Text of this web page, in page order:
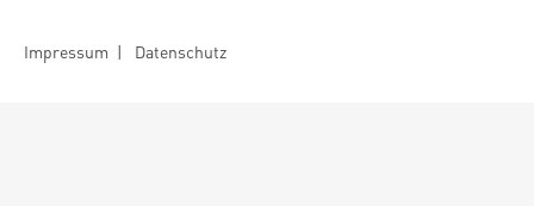
Impressum | Datenschutz